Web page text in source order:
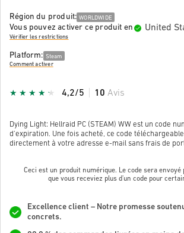
Région du produit: WORLDWIDE
Vous pouvez activer ce produit en United
Vérifier les restrictions
Platform: Steam
Comment activer
4,2/5 10 Avis
Dying Light: Hellraid PC (STEAM) WW est un code
d'expiration. Une fois acheté, ce code
directement à votre adresse e-mail sans frais de
Ceci est un produit numérique. Le code sera envoyé
que vous receviez plus d'un code pour
Excellence client – Notre promesse
concrets.